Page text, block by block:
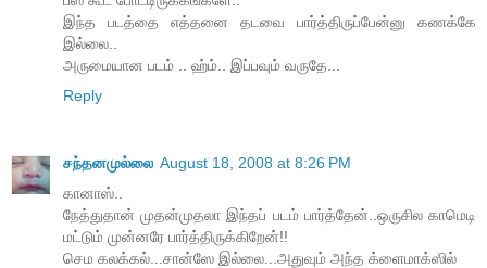
இந்த படத்தை எத்தனை தடவை பார்த்திருப்பேன்னு கணக்கே
இல்லை..
அருமையான படம் .. ஹ்ம்.. இப்பவும் வருதே...
Reply
சந்தனமுல்லை August 18, 2008 at 8:26 PM
கானாஸ்..
நேத்துதான் முதன்முதலா இந்தப் படம் பார்த்தேன்..ஒருசில காமெடி
மட்டும் முன்னரே பார்த்திருக்கிறேன்!!
செம கலக்கல்...சான்ஸே இல்லை...அதுவும் அந்த க்ளைமாக்ஸில்